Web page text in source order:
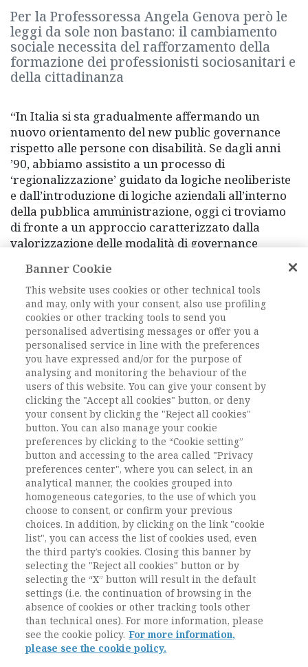
Per la Professoressa Angela Genova però le
leggi da sole non bastano: il cambiamento
sociale necessita del rafforzamento della
formazione dei professionisti sociosanitari e
della cittadinanza
“In Italia si sta gradualmente affermando un
nuovo orientamento del new public governance
rispetto alle persone con disabilità. Se dagli anni
’90, abbiamo assistito a un processo di
‘regionalizzazione’ guidato da logiche neoliberiste
e dall’introduzione di logiche aziendali all’interno
della pubblica amministrazione, oggi ci troviamo
di fronte a un approccio caratterizzato dalla
valorizzazione delle modalità di governance
Modalità che trovano un evidente ancoraggio
regolativo nei principi di sussidiarietà orizzontale
della nostra Costituzione”.
Lo afferma la sociologa Angela Genova,
professoressa di Sociologia Generale presso
l’Università degli studi di Urbino Carlo Bo e
membro dell’Associazione Nazionale di Sociologia
in occasione della Giornata internazionale delle
persone con disabilità.
Leggi l'articolo completo.
Vai all'archivio
Contatti / Contacts
Banner Cookie
This website uses cookies or other technical tools
and may, only with your consent, also use profiling
cookies or other tracking tools to send you
personalised advertising messages or offer you a
personalised service in line with the preferences
you have expressed and/or for the purpose of
analysing and monitoring the behaviour of the
users of this website. You can give your consent by
clicking the "Accept all cookies" button, or deny
your consent by clicking the "Reject all cookies"
button. You can also manage your cookie
preferences by clicking to the “Cookie setting”
button and accessing to the area called "Privacy
preferences center", where you can select, in an
analytical manner, the cookies grouped into
homogeneous categories, to the use of which you
choose to consent, or confirm your previous
choices. In addition, by clicking on the link "cookie
list", you can access the list of cookies used, even
the third party’s cookies. Closing this banner by
selecting the "Reject all cookies" button or by
selecting the “X” button will result in the default
settings (i.e. the continuation of browsing in the
absence of cookies or other tracking tools other
than technical ones). For more information, please
see the cookie policy. For more information,
please see the cookie policy.